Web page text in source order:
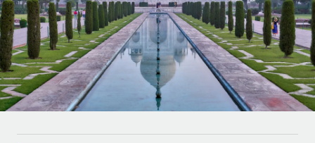
基础设施
Remote Embedded
将人力资源无缝融入工作流程
团队的内置核心人力资源功能
初创企业
为成长型企业量身打造的全球敏捷型人力资源与薪资解决方案
中型市场
通过定制化人力资源解决方案扩展团队
企业
通过 REMOTE 学习
研究与指引
案例研究
人力资源术语表
核对表和模板
Français
Deutsch
Español
Italiano